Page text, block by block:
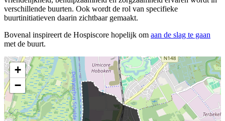
verschillende buurten. Ook wordt de rol van specifieke
buurtinitiatieven daarin zichtbaar gemaakt.
Bovenal inspireert de Hospiscore hopelijk om aan de slag te gaan
met de buurt.
+
−